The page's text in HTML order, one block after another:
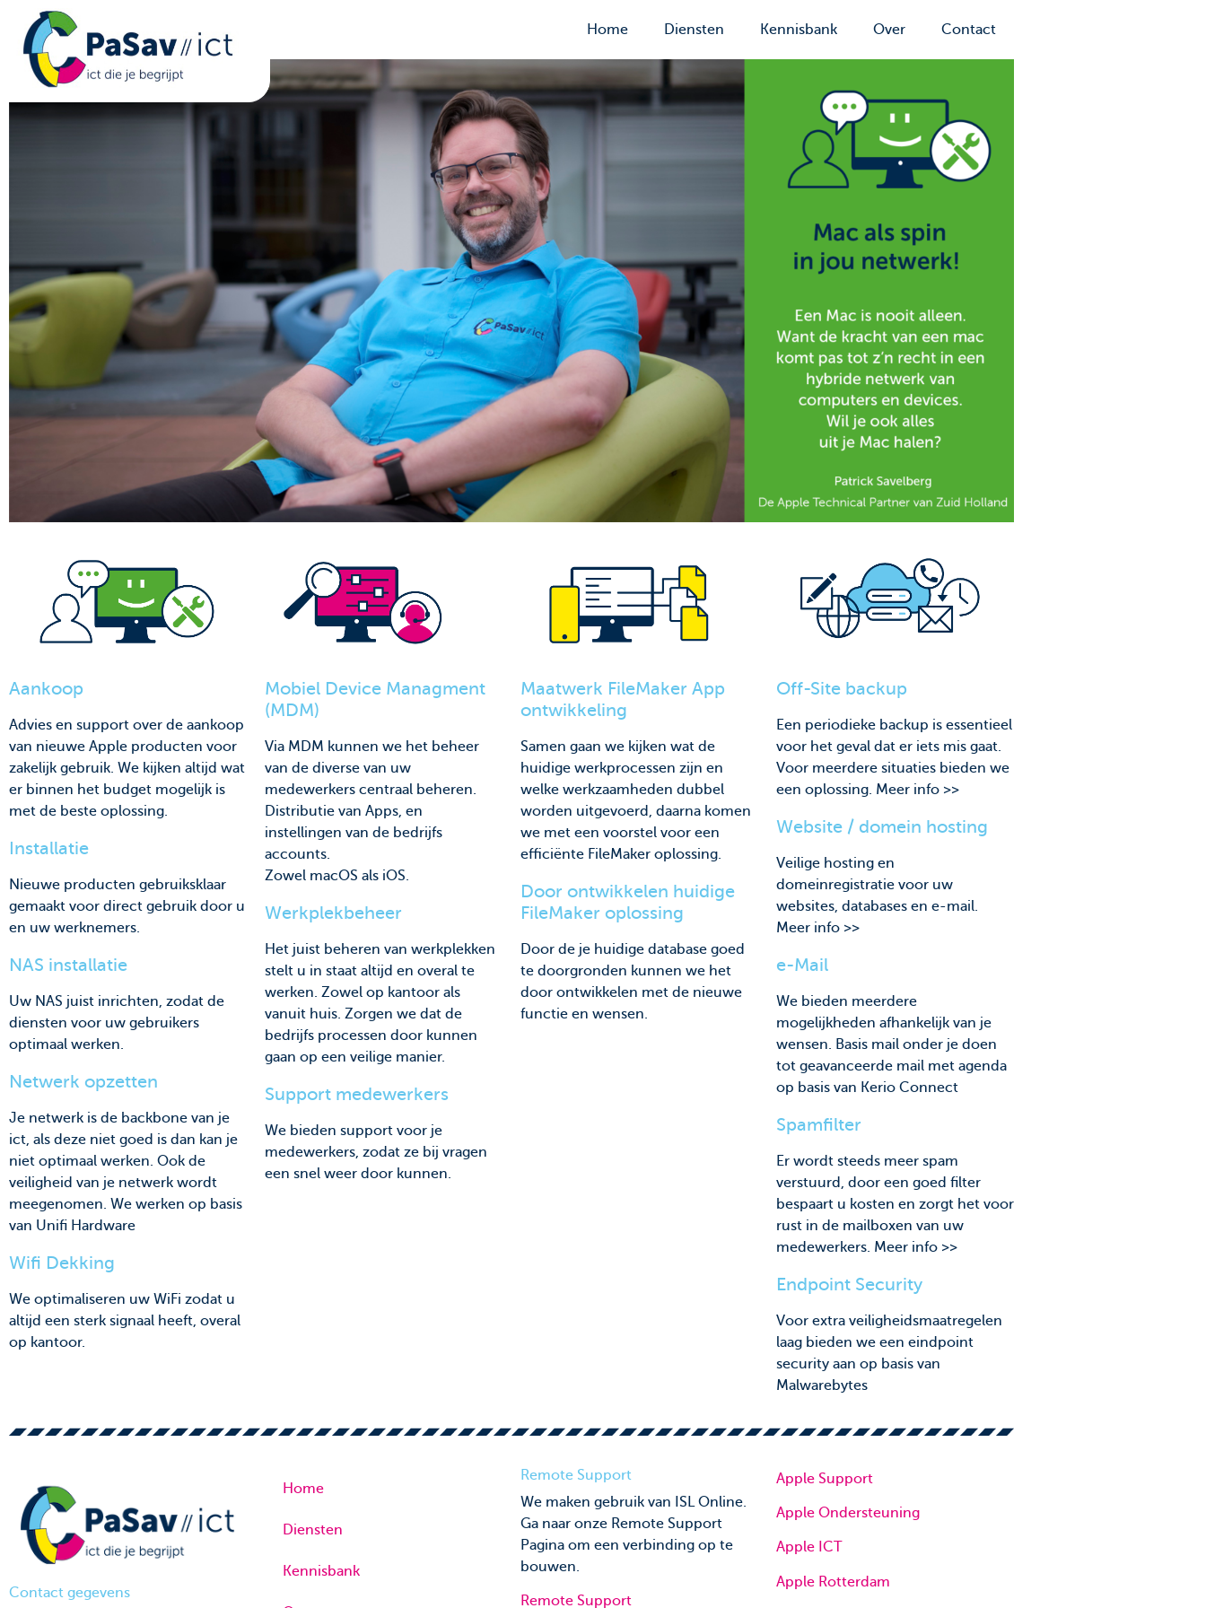
Home Diensten Kennisbank Over Contact
Aankoop
Advies en support over de aankoop
van nieuwe Apple producten voor
zakelijk gebruik. We kijken altijd wat
er binnen het budget mogelijk is
met de beste oplossing.
Installatie
Nieuwe producten gebruiksklaar
gemaakt voor direct gebruik door u
en uw werknemers.
NAS installatie
Uw NAS juist inrichten, zodat de
diensten voor uw gebruikers
optimaal werken.
Netwerk opzetten
Je netwerk is de backbone van je
ict, als deze niet goed is dan kan je
niet optimaal werken. Ook de
veiligheid van je netwerk wordt
meegenomen. We werken op basis
van Unifi Hardware
Wifi Dekking
We optimaliseren uw WiFi zodat u
altijd een sterk signaal heeft, overal
op kantoor.
Mobiel Device Managment
(MDM)
Via MDM kunnen we het beheer
van de diverse van uw
medewerkers centraal beheren.
Distributie van Apps, en
instellingen van de bedrijfs
accounts.
Zowel macOS als iOS.
Werkplekbeheer
Het juist beheren van werkplekken
stelt u in staat altijd en overal te
werken. Zowel op kantoor als
vanuit huis. Zorgen we dat de
bedrijfs processen door kunnen
gaan op een veilige manier.
Support medewerkers
We bieden support voor je
medewerkers, zodat ze bij vragen
een snel weer door kunnen.
Maatwerk FileMaker App
ontwikkeling
Samen gaan we kijken wat de
huidige werkprocessen zijn en
welke werkzaamheden dubbel
worden uitgevoerd, daarna komen
we met een voorstel voor een
efficiënte FileMaker oplossing.
Door ontwikkelen huidige
FileMaker oplossing
Door de je huidige database goed
te doorgronden kunnen we het
door ontwikkelen met de nieuwe
functie en wensen.
Off-Site backup
Een periodieke backup is essentieel
voor het geval dat er iets mis gaat.
Voor meerdere situaties bieden we
een oplossing. Meer info >>
Website / domein hosting
Veilige hosting en
domeinregistratie voor uw
websites, databases en e-mail.
Meer info >>
e-Mail
We bieden meerdere
mogelijkheden afhankelijk van je
wensen. Basis mail onder je doen
tot geavanceerde mail met agenda
op basis van Kerio Connect
Spamfilter
Er wordt steeds meer spam
verstuurd, door een goed filter
bespaart u kosten en zorgt het voor
rust in de mailboxen van uw
medewerkers. Meer info >>
Endpoint Security
Voor extra veiligheidsmaatregelen
laag bieden we een eindpoint
security aan op basis van
Malwarebytes
Contact gegevens
Home
Diensten
Kennisbank
Remote Support
We maken gebruik van ISL Online.
Ga naar onze Remote Support
Pagina om een verbinding op te
bouwen.
Remote Support
Apple Support
Apple Ondersteuning
Apple ICT
Apple Rotterdam